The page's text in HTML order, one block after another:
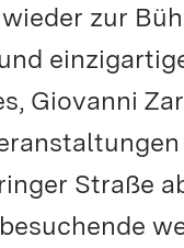
zur
Giovanni
Straße